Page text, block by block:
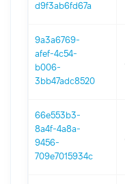
d9f3ab6fd67a
9a3a6769-
afef-4c54-
b006-
3bb47adc8520
66e553b3-
8a4f-4a8a-
9456-
709e7015934c